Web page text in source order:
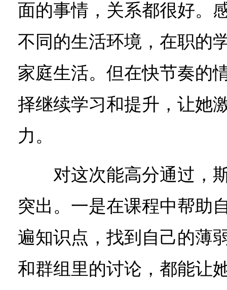
面的事情，关系都很好。
不同的生活环境，在职的
家庭生活。但在快节奏的
择继续学习和提升，让她
力。
对这次能高分通过，斯
突出。一是在课程中帮助
遍知识点，找到自己的薄
和群组里的讨论，都能让